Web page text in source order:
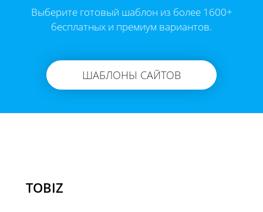
Выберите готовый шаблон из более 1600+
бесплатных и премиум вариантов.
ШАБЛОНЫ САЙТОВ
TOBIZ